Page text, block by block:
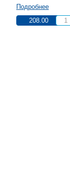
Подробнее
208.00